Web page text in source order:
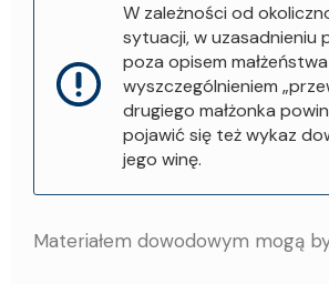
W zależności od
sytuacji, w uzasadnieniu
poza opisem
wyszczególnieniem
drugiego małżonka
pojawić się też wykaz
jego winę.
Materiałem dowodowym mogą